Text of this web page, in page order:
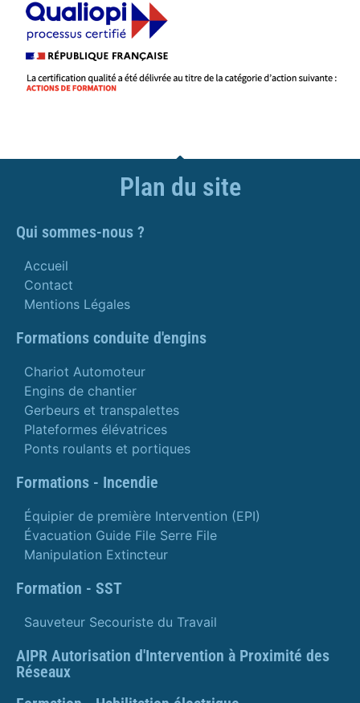
Plan du site
Qui sommes-nous ?
Accueil
Contact
Mentions Légales
Formations conduite d'engins
Chariot Automoteur
Engins de chantier
Gerbeurs et transpalettes
Plateformes élévatrices
Ponts roulants et portiques
Formations - Incendie
Équipier de première Intervention (EPI)
Évacuation Guide File Serre File
Manipulation Extincteur
Formation - SST
Sauveteur Secouriste du Travail
AIPR Autorisation d'Intervention à Proximité des
Réseaux